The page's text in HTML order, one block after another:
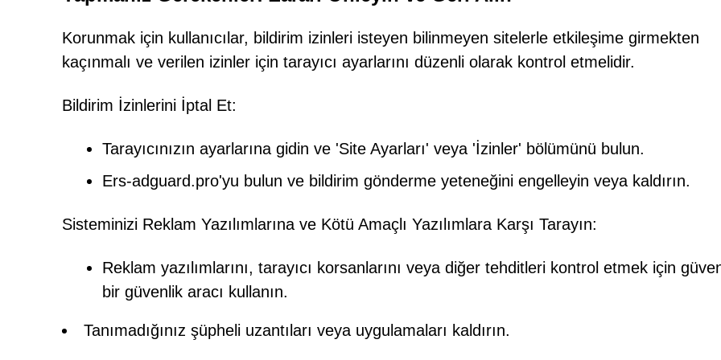
Korunmak için kullanıcılar, bildirim izinleri isteyen bilinmeyen sitelerle etkileşime girmekten
kaçınmalı ve verilen izinler için tarayıcı ayarlarını düzenli olarak kontrol etmelidir.
Bildirim İzinlerini İptal Et:
Tarayıcınızın ayarlarına gidin ve 'Site Ayarları' veya 'İzinler' bölümünü bulun.
Ers-adguard.pro'yu bulun ve bildirim gönderme yeteneğini engelleyin veya kaldırın.
Sisteminizi Reklam Yazılımlarına ve Kötü Amaçlı Yazılımlara Karşı Tarayın:
Reklam yazılımlarını, tarayıcı korsanlarını veya diğer tehditleri kontrol etmek için
bir güvenlik aracı kullanın.
Tanımadığınız şüpheli uzantıları veya uygulamaları kaldırın.